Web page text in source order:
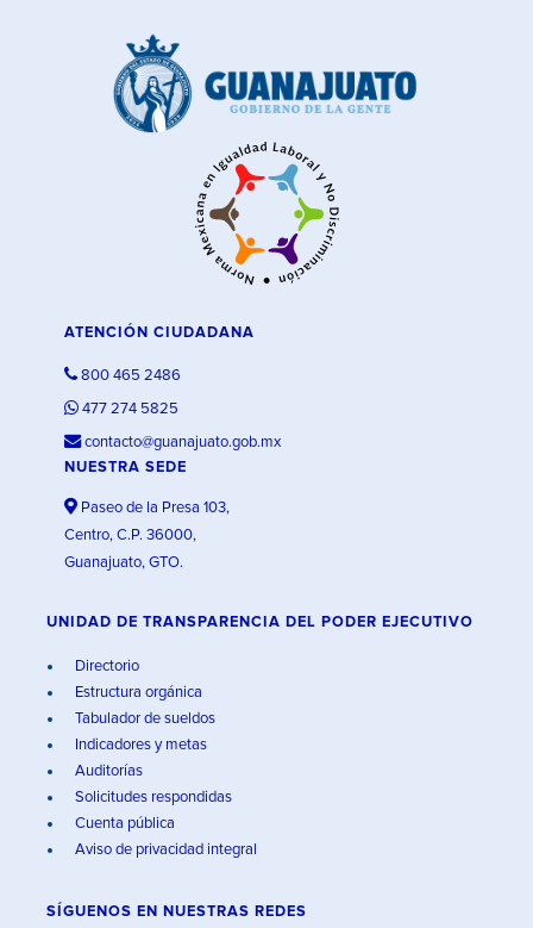
ATENCIÓN CIUDADANA
800 465 2486
477 274 5825
contacto@guanajuato.gob.mx
NUESTRA SEDE
Paseo de la Presa 103,
Centro, C.P. 36000,
Guanajuato, GTO.
UNIDAD DE TRANSPARENCIA DEL PODER EJECUTIVO
Directorio
Estructura orgánica
Tabulador de sueldos
Indicadores y metas
Auditorías
Solicitudes respondidas
Cuenta pública
Aviso de privacidad integral
SÍGUENOS EN NUESTRAS REDES